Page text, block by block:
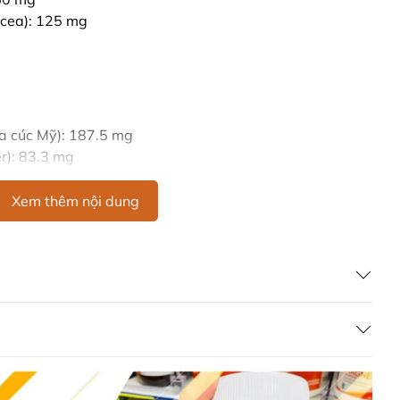
125 mg
cúc Mỹ): 187.5 mg
83.3 mg
- ElderCraft®): 150 mg
125 mg
75 mg
uống 1-2 viên một giờ trước khi đi ngủ, hoặc theo chỉ
Xem thêm nội dung